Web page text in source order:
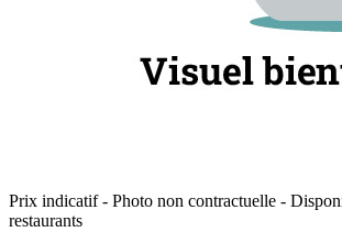
Prix indicatif - Photo non contractuelle -
restaurants